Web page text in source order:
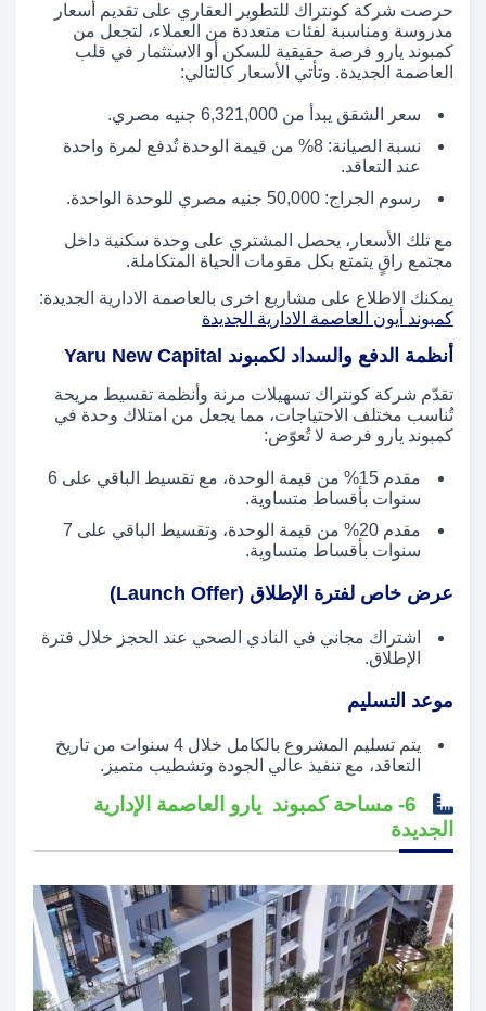
حرصت شركة كونتراك للتطوير العقاري على تقديم أسعار
مدروسة ومناسبة لفئات متعددة من العملاء، لتجعل من
كمبوند يارو فرصة حقيقية للسكن أو الاستثمار في قلب
العاصمة الجديدة. وتأتي الأسعار كالتالي:
سعر الشقق يبدأ من 6,321,000 جنيه مصري.
نسبة الصيانة: 8% من قيمة الوحدة تُدفع لمرة واحدة
عند التعاقد.
رسوم الجراج: 50,000 جنيه مصري للوحدة الواحدة.
مع تلك الأسعار، يحصل المشتري على وحدة سكنية داخل
مجتمع راقٍ يتمتع بكل مقومات الحياة المتكاملة.
يمكنك الاطلاع على مشاريع اخرى بالعاصمة الادارية الجديدة:
كمبوند أيون العاصمة الادارية الجديدة
أنظمة الدفع والسداد لكمبوند Yaru New Capital
تقدّم شركة كونتراك تسهيلات مرنة وأنظمة تقسيط مريحة
تُناسب مختلف الاحتياجات، مما يجعل من امتلاك وحدة في
كمبوند يارو فرصة لا تُعوّض:
مقدم 15% من قيمة الوحدة، مع تقسيط الباقي على 6
سنوات بأقساط متساوية.
مقدم 20% من قيمة الوحدة، وتقسيط الباقي على 7
سنوات بأقساط متساوية.
عرض خاص لفترة الإطلاق (Launch Offer)
اشتراك مجاني في النادي الصحي عند الحجز خلال فترة
الإطلاق.
موعد التسليم
يتم تسليم المشروع بالكامل خلال 4 سنوات من تاريخ
التعاقد، مع تنفيذ عالي الجودة وتشطيب متميز.
6- مساحة كمبوند يارو العاصمة الإدارية
الجديدة